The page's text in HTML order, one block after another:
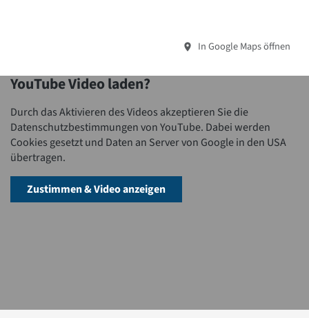
In Google Maps öffnen
YouTube Video laden?
Durch das Aktivieren des Videos akzeptieren Sie die
Datenschutzbestimmungen von YouTube. Dabei werden
Cookies gesetzt und Daten an Server von Google in den USA
übertragen.
Zustimmen & Video anzeigen